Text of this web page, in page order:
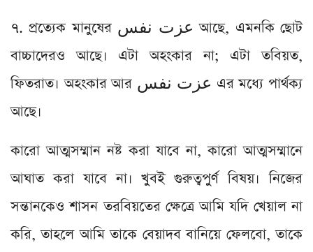
৭. প্রত্যেক মানুষের عزت نفس আছে, এমনকি ছোট
বাচ্চাদেরও আছে। এটা অহংকার না; এটা তবিয়ত,
ফিতরাত। অহংকার আর عزت نفس এর মধ্যে পার্থক্য
আছে।
কারো আত্মসম্মান নষ্ট করা যাবে না, কারো আত্মসম্মানে
আঘাত করা যাবে না। খুবই গুরুত্বপুর্ণ বিষয়। নিজের
সন্তানকেও শাসন তরবিয়তের ক্ষেত্রে আমি যদি খেয়াল না
করি, তাহলে আমি তাকে বেয়াদব বানিয়ে ফেলবো, তাকে